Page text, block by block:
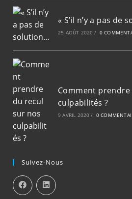
« S’il n’y a pas de
25 AOÛT 2020 / 0
Comment
culpabilités ?
9 AVRIL 2020 / 0
Suivez-Nous